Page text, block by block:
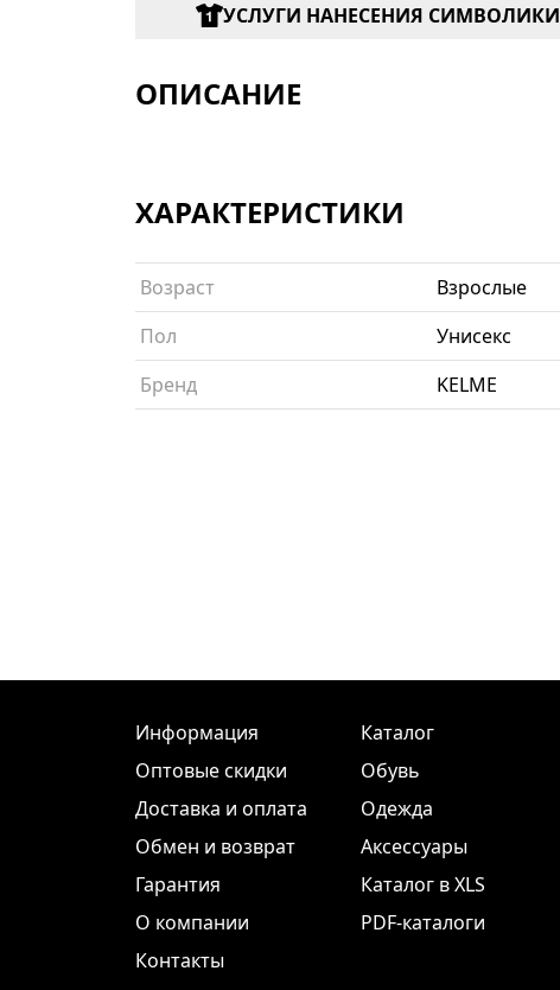
УСЛУГИ НАНЕСЕНИЯ СИМВОЛИКИ
ОПИСАНИЕ
ХАРАКТЕРИСТИКИ
Возраст
Взрослые
Пол
Унисекс
Бренд
KELME
Информация
Оптовые скидки
Доставка и оплата
Обмен и возврат
Гарантия
О компании
Контакты
Каталог
Обувь
Одежда
Аксессуары
Каталог в XLS
PDF-каталоги